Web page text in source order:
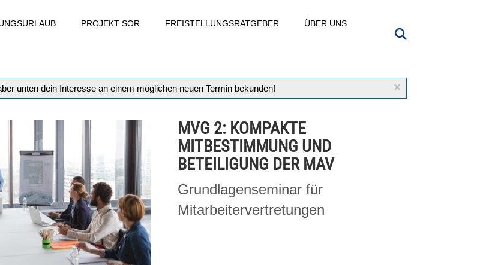
PROJEKT SOR FREISTELLUNGSRATGEBER ÜBER UNS
×
unten dein Interesse an einem möglichen neuen Termin bekunden!
MVG 2: KOMPAKTE
MITBESTIMMUNG UND
BETEILIGUNG DER MAV
Grundlagenseminar für
Mitarbeitervertretungen